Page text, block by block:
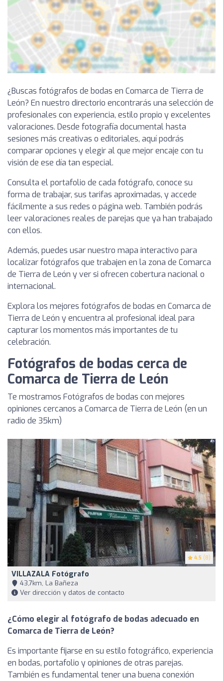
¿Buscas fotógrafos de bodas en Comarca de Tierra de
León? En nuestro directorio encontrarás una selección de
profesionales con experiencia, estilo propio y excelentes
valoraciones. Desde fotografía documental hasta
sesiones más creativas o editoriales, aquí podrás
comparar opciones y elegir al que mejor encaje con tu
visión de ese día tan especial.
Consulta el portafolio de cada fotógrafo, conoce su
forma de trabajar, sus tarifas aproximadas, y accede
fácilmente a sus redes o página web. También podrás
leer valoraciones reales de parejas que ya han trabajado
con ellos.
Además, puedes usar nuestro mapa interactivo para
localizar fotógrafos que trabajen en la zona de Comarca
de Tierra de León y ver si ofrecen cobertura nacional o
internacional.
Explora los mejores fotógrafos de bodas en Comarca de
Tierra de León y encuentra al profesional ideal para
capturar los momentos más importantes de tu
celebración.
Fotógrafos de bodas cerca de
Comarca de Tierra de León
Te mostramos Fotógrafos de bodas con mejores
opiniones cercanos a Comarca de Tierra de León (en un
radio de 35km)
4.5 (8)
VILLAZALA Fotógrafo
43,7km, La Bañeza
Ver dirección y datos de contacto
¿Cómo elegir al fotógrafo de bodas adecuado en
Comarca de Tierra de León?
Es importante fijarse en su estilo fotográfico, experiencia
en bodas, portafolio y opiniones de otras parejas.
También es fundamental tener una buena conexión